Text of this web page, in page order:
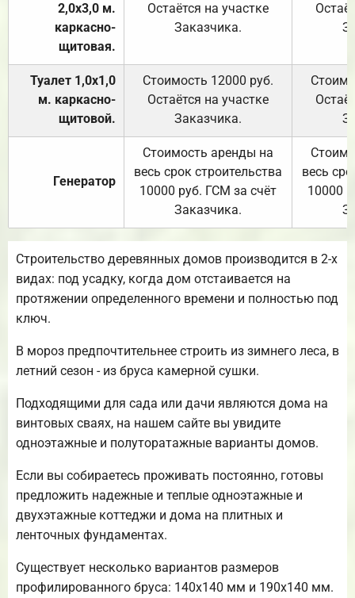
2,0х3,0 м.
каркасно-
щитовая.
Остаётся на участке
Заказчика.
Туалет 1,0х1,0
м. каркасно-
щитовой.
Стоимость 12000 руб.
Остаётся на участке
Заказчика.
Генератор
Стоимость аренды на
весь срок строительства
10000 руб. ГСМ за счёт
Заказчика.
весь
10000
Строительство деревянных домов производится в 2-х
видах: под усадку, когда дом отстаивается на
протяжении определенного времени и полностью под
ключ.
В мороз предпочтительнее строить из зимнего леса, в
летний сезон - из бруса камерной сушки.
Подходящими для сада или дачи являются дома на
винтовых сваях, на нашем сайте вы увидите
одноэтажные и полуторатажные варианты домов.
Если вы собираетесь проживать постоянно, готовы
предложить надежные и теплые одноэтажные и
двухэтажные коттеджи и дома на плитных и
ленточных фундаментах.
Существует несколько вариантов размеров
профилированного бруса: 140х140 мм и 190х140 мм.